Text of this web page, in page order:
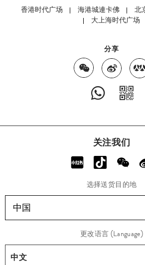
香港时代广场
海港城連卡佛
北
大上海时代广场
分享
关注我们
选择送货目的地
中国
更改语言 (Language)